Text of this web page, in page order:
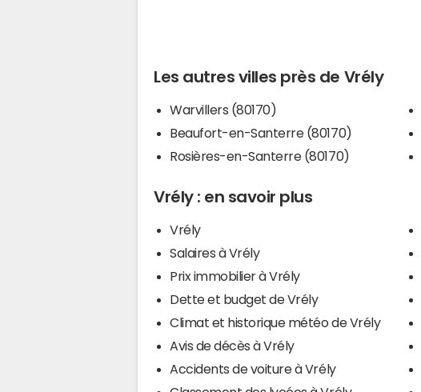
Les autres villes près de Vrély
Warvillers (80170)
Beaufort-en-Santerre (80170)
Rosières-en-Santerre (80170)
Vrély : en savoir plus
Vrély
Salaires à Vrély
Prix immobilier à Vrély
Dette et budget de Vrély
Climat et historique météo de Vrély
Avis de décès à Vrély
Accidents de voiture à Vrély